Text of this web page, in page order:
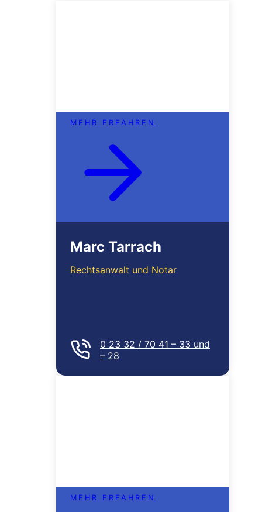
MEHR ERFAHREN
Marc Tarrach
Rechtsanwalt und Notar
0 23 32 / 70 41 – 33 und
– 28
MEHR ERFAHREN